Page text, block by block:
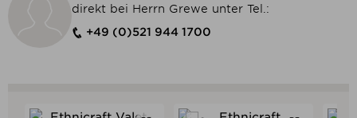
direkt bei Herrn Grewe unter Tel.:
+49 (0)521 944 1700